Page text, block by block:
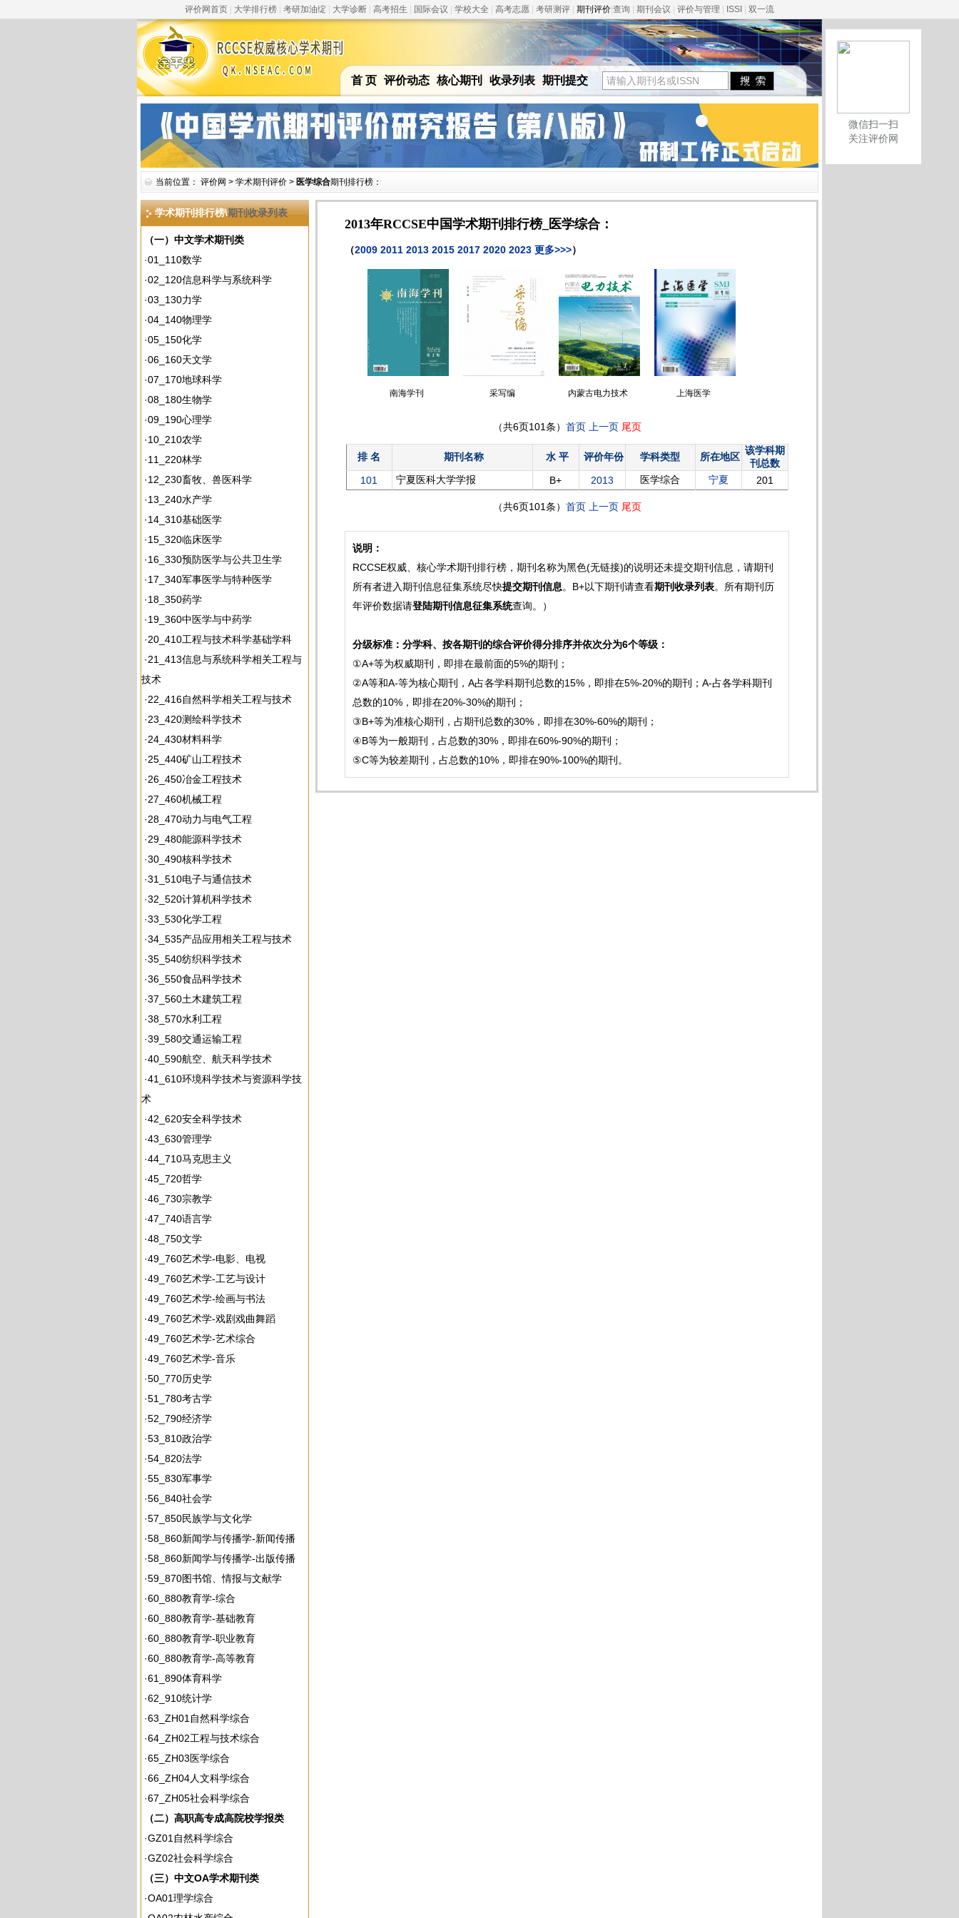
评价网首页 大学排行榜 考研加油绽 大学诊断 高考招生 国际会议 学校大全 高考志愿 考研测评 期刊评价 查询 期刊会议 评价与管理 ISSI 双一流
首 页 评价动态 核心期刊 收录列表 期刊提交
当前位置： 评价网 > 学术期刊评价 > 医学综合期刊排行榜：
学术期刊排行榜\期刊收录列表
（一）中文学术期刊类
·01_110数学
·02_120信息科学与系统科学
·03_130力学
·04_140物理学
·05_150化学
·06_160天文学
·07_170地球科学
·08_180生物学
·09_190心理学
·10_210农学
·11_220林学
·12_230畜牧、兽医科学
·13_240水产学
·14_310基础医学
·15_320临床医学
·16_330预防医学与公共卫生学
·17_340军事医学与特种医学
·18_350药学
·19_360中医学与中药学
·20_410工程与技术科学基础学科
·21_413信息与系统科学相关工程与
技术
·22_416自然科学相关工程与技术
·23_420测绘科学技术
·24_430材料科学
·25_440矿山工程技术
·26_450冶金工程技术
·27_460机械工程
·28_470动力与电气工程
·29_480能源科学技术
·30_490核科学技术
·31_510电子与通信技术
·32_520计算机科学技术
·33_530化学工程
·34_535产品应用相关工程与技术
·35_540纺织科学技术
·36_550食品科学技术
·37_560土木建筑工程
·38_570水利工程
·39_580交通运输工程
·40_590航空、航天科学技术
·41_610环境科学技术与资源科学技
术
·42_620安全科学技术
·43_630管理学
·44_710马克思主义
·45_720哲学
·46_730宗教学
·47_740语言学
·48_750文学
·49_760艺术学-电影、电视
·49_760艺术学-工艺与设计
·49_760艺术学-绘画与书法
·49_760艺术学-戏剧戏曲舞蹈
·49_760艺术学-艺术综合
·49_760艺术学-音乐
·50_770历史学
·51_780考古学
·52_790经济学
·53_810政治学
·54_820法学
·55_830军事学
·56_840社会学
·57_850民族学与文化学
·58_860新闻学与传播学-新闻传播
·58_860新闻学与传播学-出版传播
·59_870图书馆、情报与文献学
·60_880教育学-综合
·60_880教育学-基础教育
·60_880教育学-职业教育
·60_880教育学-高等教育
·61_890体育科学
·62_910统计学
·63_ZH01自然科学综合
·64_ZH02工程与技术综合
·65_ZH03医学综合
·66_ZH04人文科学综合
·67_ZH05社会科学综合
（二）高职高专成高院校学报类
·GZ01自然科学综合
·GZ02社会科学综合
（三）中文OA学术期刊类
·OA01理学综合
2013年RCCSE中国学术期刊排行榜_医学综合：
（2009 2011 2013 2015 2017 2020 2023 更多>>>）
南海学刊 采写编 内蒙古电力技术 上海医学
东南大学学报(医学
（共6页101条） 首页 上一页 尾页
排 名 期刊名称 水 平 评价年份 学科类型 所在地区
该学科期
刊总数
101
宁夏医科大学学报 B+ 2013 医学综合 宁夏 201
（共6页101条） 首页 上一页 尾页
说明：
RCCSE权威、核心学术期刊排行榜，期刊名称为黑色(无链接)的说明还未提交期刊信息，请期刊
所有者进入期刊信息征集系统尽快提交期刊信息。B+以下期刊请查看期刊收录列表。所有期刊历
年评价数据请登陆期刊信息征集系统查询。）
分级标准：分学科、按各期刊的综合评价得分排序并依次分为6个等级：
①A+等为权威期刊，即排在最前面的5%的期刊；
②A等和A-等为核心期刊，A占各学科期刊总数的15%，即排在5%-20%的期刊；A-占各学科期刊
总数的10%，即排在20%-30%的期刊；
③B+等为准核心期刊，占期刊总数的30%，即排在30%-60%的期刊；
④B等为一般期刊，占总数的30%，即排在60%-90%的期刊；
⑤C等为较差期刊，占总数的10%，即排在90%-100%的期刊。
微信扫一扫
关注评价网